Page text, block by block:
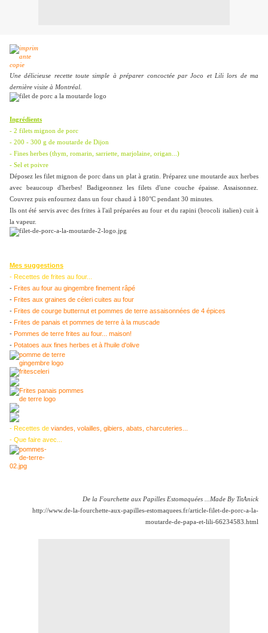
Une délicieuse recette toute simple à préparer concoctée par Joco et Lili lors de ma
dernière visite à Montréal.
Ingrédients
- 2 filets mignon de porc
- 200 - 300 g de moutarde de Dijon
- Fines herbes (thym, romarin, sarriette, marjolaine, origan...)
- Sel et poivre
Déposez les filet mignon de porc dans un plat à gratin. Préparez une moutarde aux herbes
avec beaucoup d'herbes! Badigeonnez les filets d'une couche épaisse. Assaisonnez.
Couvrez puis enfournez dans un four chaud à 180°C pendant 30 minutes.
Ils ont été servis avec des frites à l'ail préparées au four et du rapini (brocoli italien) cuit à
la vapeur.
Mes suggestions
- Recettes de frites au four...
- Frites au four au gingembre finement râpé
- Frites aux graines de céleri cuites au four
- Frites de courge butternut et pommes de terre assaisonnées de 4 épices
- Frites de panais et pommes de terre à la muscade
- Pommes de terre frites au four... maison!
- Potatoes aux fines herbes et à l'huile d'olive
- Recettes de viandes, volailles, gibiers, abats, charcuteries...
- Que faire avec...
De la Fourchette aux Papilles Estomaquées ...Made By TitAnick
http://www.de-la-fourchette-aux-papilles-estomaquees.fr/article-filet-de-porc-a-la-
moutarde-de-papa-et-lili-66234583.html